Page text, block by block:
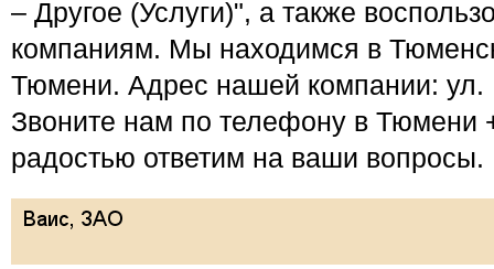
– Другое (Услуги)", а также
компаниям. Мы находимся в
Тюмени. Адрес нашей компании: ул.
Звоните нам по телефону в Тюмени
радостью ответим на ваши вопросы.